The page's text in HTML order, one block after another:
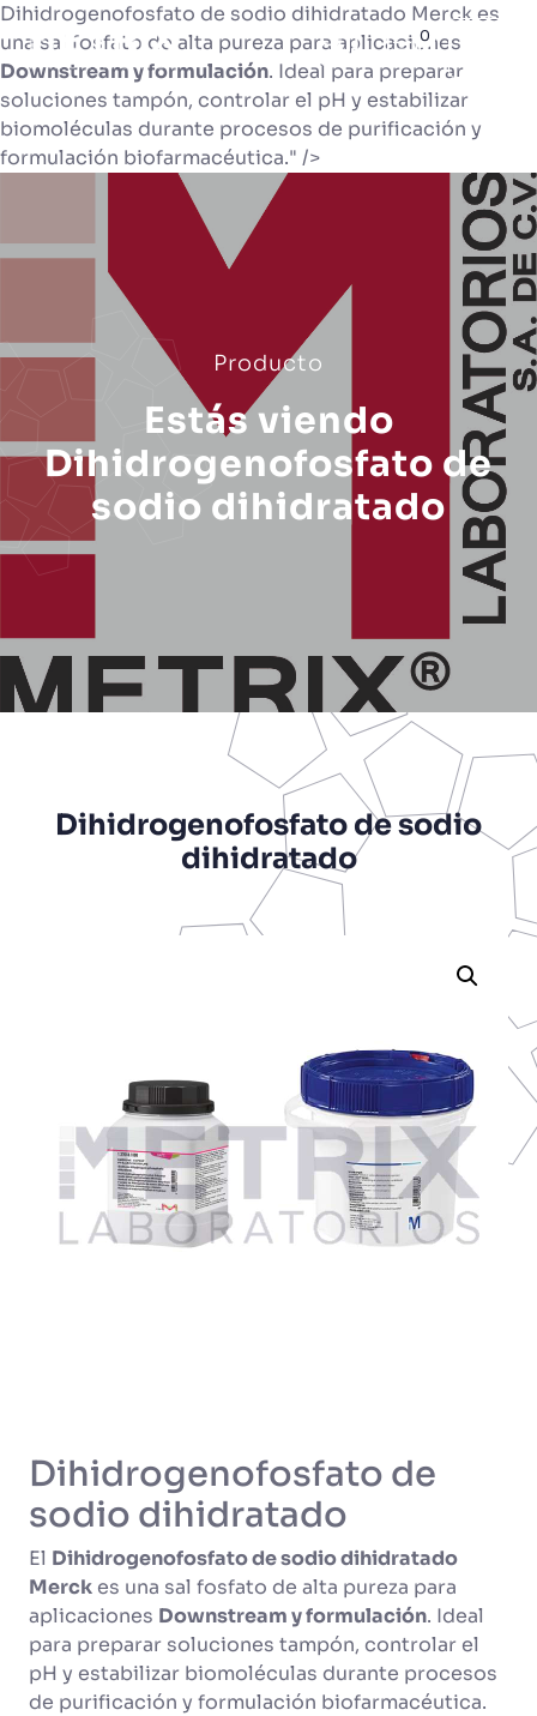
Dihidrogenofosfato de sodio dihidratado Merck es
una sal fosfato de alta pureza para aplicaciones
Downstream y formulación. Ideal para preparar
soluciones tampón, controlar el pH y estabilizar
biomoléculas durante procesos de purificación y
formulación biofarmacéutica." />
0
Producto
Estás viendo
Dihidrogenofosfato de
sodio dihidratado
Dihidrogenofosfato de sodio
dihidratado
Dihidrogenofosfato de
sodio dihidratado
El Dihidrogenofosfato de sodio dihidratado
Merck es una sal fosfato de alta pureza para
aplicaciones Downstream y formulación. Ideal
para preparar soluciones tampón, controlar el
pH y estabilizar biomoléculas durante procesos
de purificación y formulación biofarmacéutica.